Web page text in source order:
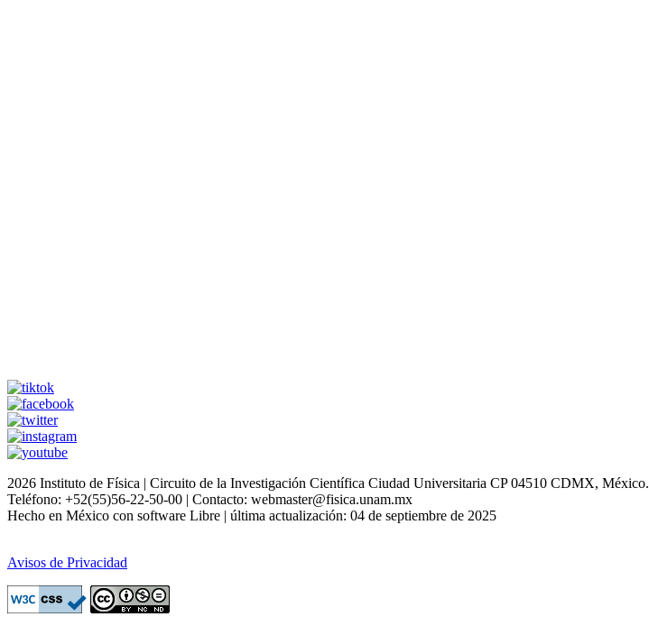
2026 Instituto de Física | Circuito de la Investigación Científica Ciudad Universitaria CP 04510 CDMX, México.
Teléfono: +52(55)56-22-50-00 | Contacto: webmaster@fisica.unam.mx
Hecho en México con software Libre | última actualización: 04 de septiembre de 2025
Avisos de Privacidad